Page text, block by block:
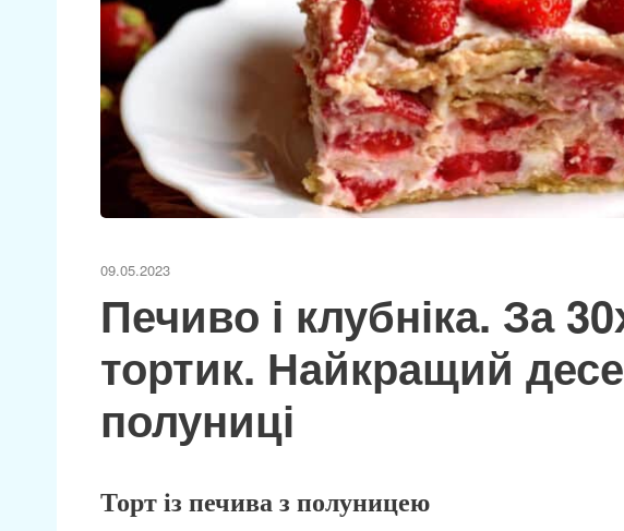
09.05.2023
Печиво і клубніка. За
тортик. Найкращий
полуниці
Торт із печива з полуницею